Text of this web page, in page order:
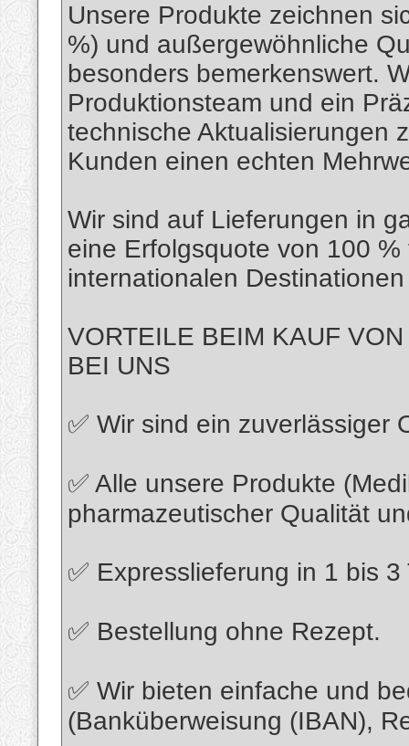
Unsere Produkte zeichnen
%) und außergewöhnliche
besonders bemerkenswert.
Produktionsteam und ein
technische Aktualisierungen
Kunden einen echten
Wir sind auf Lieferungen in
eine Erfolgsquote von 100
internationalen
VORTEILE BEIM KAUF
BEI UNS
✅ Wir sind ein zuverlässiger
✅ Alle unsere Produkte
pharmazeutischer Qualität
✅ Expresslieferung in 1 bis 3
✅ Bestellung ohne Rezept.
✅ Wir bieten einfache und
(Banküberweisung (IBAN),